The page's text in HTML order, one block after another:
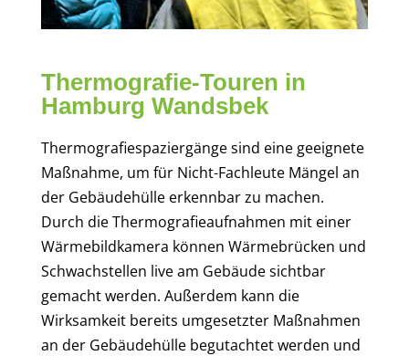
Thermografie-Touren in
Hamburg Wandsbek
Thermografiespaziergänge sind eine geeignete
Maßnahme, um für Nicht-Fachleute Mängel an
der Gebäudehülle erkennbar zu machen.
Durch die Thermografieaufnahmen mit einer
Wärmebildkamera können Wärmebrücken und
Schwachstellen live am Gebäude sichtbar
gemacht werden. Außerdem kann die
Wirksamkeit bereits umgesetzter Maßnahmen
an der Gebäudehülle begutachtet werden und